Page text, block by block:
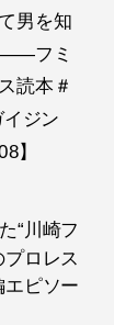
男を知
――フミ
読本＃
ジン
】
“川崎フ
ロレス
ピソー